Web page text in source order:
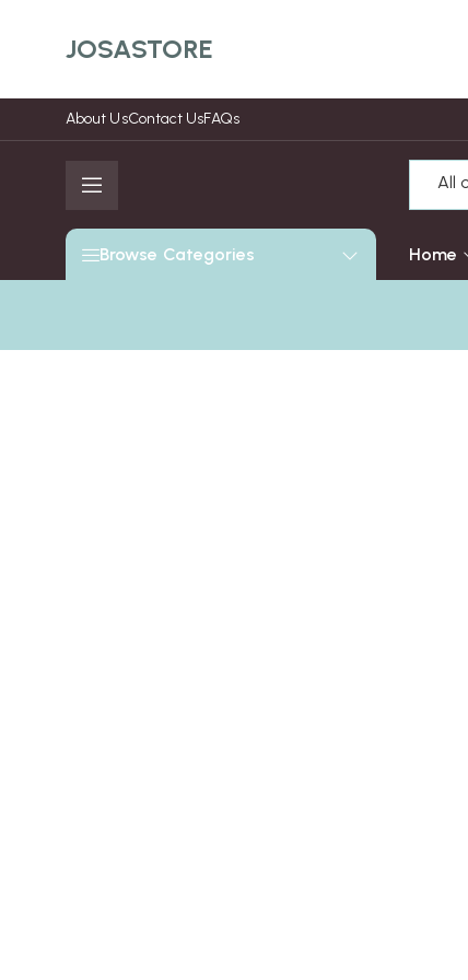
JOSASTORE
About UsContact UsFAQs
All
Browse Categories Home